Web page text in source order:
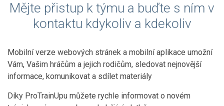
Mějte přistup k týmu a buďte s ním v
kontaktu kdykoliv a kdekoliv
Mobilní verze webových stránek a mobilní aplikace umožní
Vám, Vašim hráčům a jejich rodičům, sledovat nejnovější
informace, komunikovat a sdílet materiály
Díky ProTrainUpu můžete rychle informovat o novém